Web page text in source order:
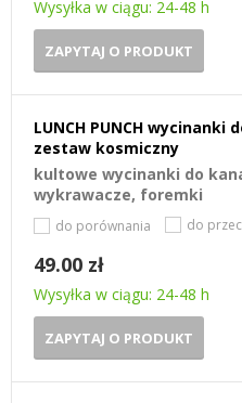
Wysyłka w ciągu: 24-48 h
ZAPYTAJ O PRODUKT
LUNCH PUNCH
zestaw kosmiczny
kultowe wycinanki do
wykrawacze, foremki
do porównania do
49.00 zł
Wysyłka w ciągu: 24-48 h
ZAPYTAJ O PRODUKT